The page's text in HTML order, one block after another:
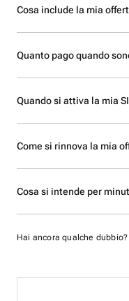
Cosa include la mia
Quanto pago quando
Quando si attiva la mia
Come si rinnova la mia
Cosa si intende per
Hai ancora qualche dubbio?